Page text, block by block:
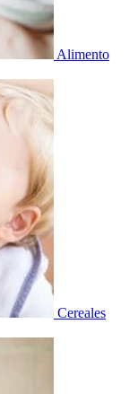
Alimento
Cereales